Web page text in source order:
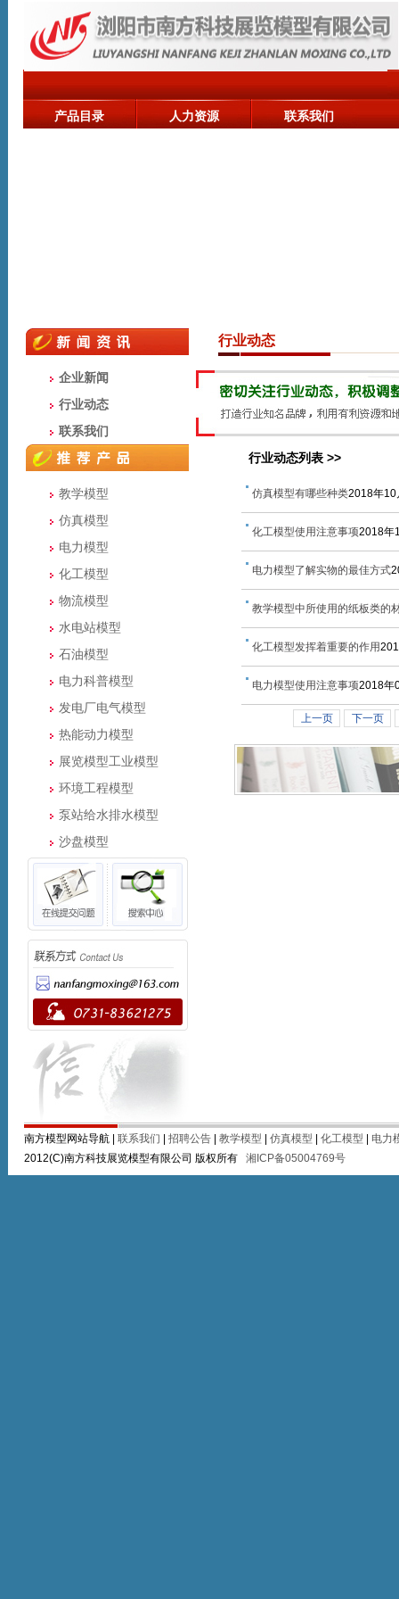
产品目录 人力资源 联系我们
企业新闻
行业动态
联系我们
教学模型
仿真模型
电力模型
化工模型
物流模型
水电站模型
石油模型
电力科普模型
发电厂电气模型
热能动力模型
展览模型工业模型
环境工程模型
泵站给水排水模型
沙盘模型
行业动态
行业动态列表 >>
2018年10
仿真模型有哪些种类
2018年
化工模型使用注意事项
电力模型了解实物的最佳方式
教学模型中所使用的纸板类的
化工模型发挥着重要的作用
2018年
电力模型使用注意事项
上一页 下一页
南方模型网站导航 | 联系我们 招聘公告| 教学模型 仿真模型 化工模型
电力
2012(C)南方科技展览模型有限公司 版权所有 湘ICP备05004769号